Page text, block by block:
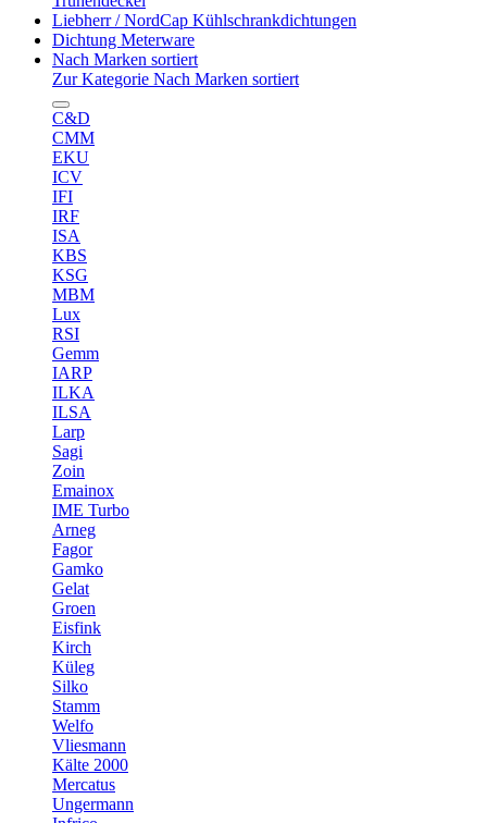
Liebherr / NordCap Kühlschrankdichtungen
Dichtung Meterware
Nach Marken sortiert
Zur Kategorie Nach Marken sortiert
C&D
CMM
EKU
ICV
IFI
IRF
ISA
KBS
KSG
MBM
Lux
RSI
Gemm
IARP
ILKA
ILSA
Larp
Sagi
Zoin
Emainox
IME Turbo
Arneg
Fagor
Gamko
Gelat
Groen
Eisfink
Kirch
Küleg
Silko
Stamm
Welfo
Vliesmann
Kälte 2000
Mercatus
Ungermann